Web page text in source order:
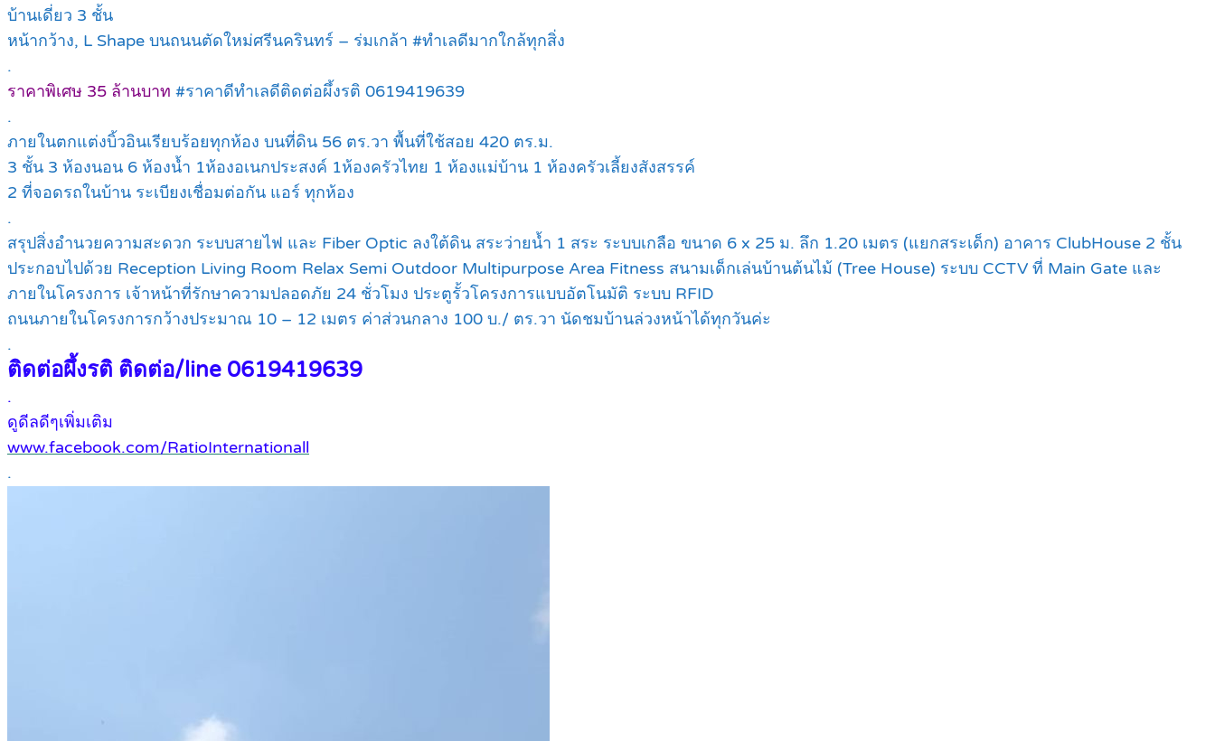
บ้านเดี่ยว 3 ชั้น
หน้ากว้าง, L Shape บนถนนตัดใหม่ศรีนครินทร์ – ร่มเกล้า #ทำเลดีมากใกล้ทุกสิ่ง
.
ราคาพิเศษ 35 ล้านบาท #ราคาดีทำเลดีติดต่อผึ้งรติ 0619419639
.
ภายในตกแต่งบิ้วอินเรียบร้อยทุกห้อง บนที่ดิน 56 ตร.วา พื้นที่ใช้สอย 420 ตร.ม.
3 ชั้น 3 ห้องนอน 6 ห้องน้ำ 1ห้องอเนกประสงค์ 1ห้องครัวไทย 1 ห้องแม่บ้าน 1 ห้องครัวเลี้ยงสังสรรค์
2 ที่จอดรถในบ้าน ระเบียงเชื่อมต่อกัน แอร์ ทุกห้อง
.
สรุปสิ่งอำนวยความสะดวก ระบบสายไฟ และ Fiber Optic ลงใต้ดิน สระว่ายน้ำ 1 สระ ระบบเกลือ ขนาด 6 x 25 ม. ลึก 1.20 เมตร (แยกสระเด็ก) อาคาร ClubHouse 2 ชั้น
ประกอบไปด้วย Reception Living Room Relax Semi Outdoor Multipurpose Area Fitness สนามเด็กเล่นบ้านต้นไม้ (Tree House) ระบบ CCTV ที่ Main Gate และ
ภายในโครงการ เจ้าหน้าที่รักษาความปลอดภัย 24 ชั่วโมง ประตูรั้วโครงการแบบอัตโนมัติ ระบบ RFID
ถนนภายในโครงการกว้างประมาณ 10 – 12 เมตร ค่าส่วนกลาง 100 บ./ ตร.วา นัดชมบ้านล่วงหน้าได้ทุกวันค่ะ
.
ติดต่อผึ้งรติ ติดต่อ/line 0619419639
.
ดูดีลดีๆเพิ่มเติม
www.facebook.com/RatioInternationall
.